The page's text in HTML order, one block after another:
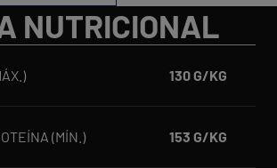
NUTRICIONAL
130 G/KG
(MÍN.) 153 G/KG